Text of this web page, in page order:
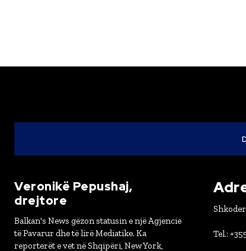
Veronikë Pepushaj,
drejtore
Balkan's News gëzon statusin e një Agjencie
të Pavarur dhe të lirë Mediatike. Ka
reporterët e vet në Shqipëri, New York,
Tel.: